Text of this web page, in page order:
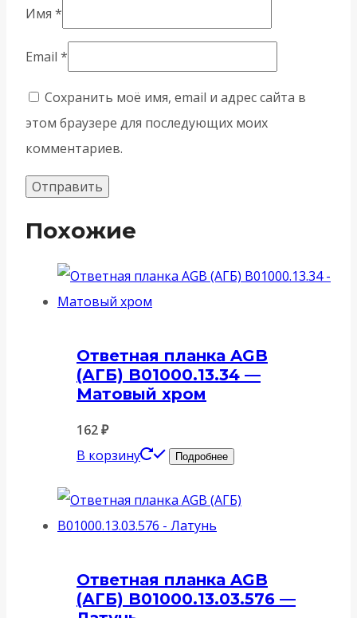
Имя *
Email *
Сохранить моё имя, email и адрес сайта в
этом браузере для последующих моих
комментариев.
Похожие
Ответная планка AGB
(АГБ) B01000.13.34 —
Матовый хром
162₽
В корзину
Подробнее
Ответная планка AGB
(АГБ) B01000.13.03.576 —